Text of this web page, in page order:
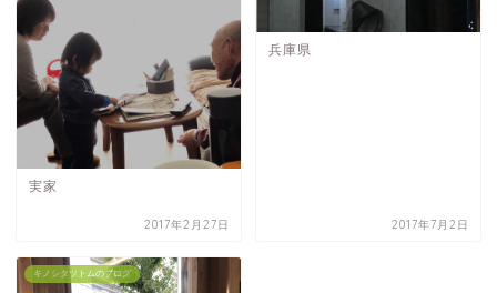
実家
2017年2月27日
兵庫県
2017年7月2日
キノシタツトムのブログ